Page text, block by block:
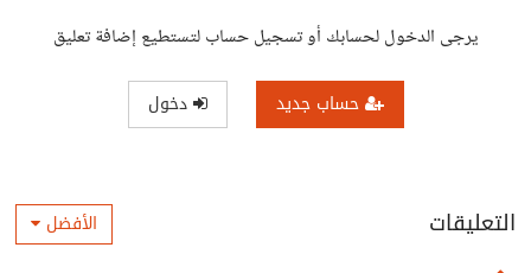
يرجى الدخول لحسابك أو تسجيل حساب لتستطيع إضافة تعليق
حساب جديد دخول
التعليقات الأفضل